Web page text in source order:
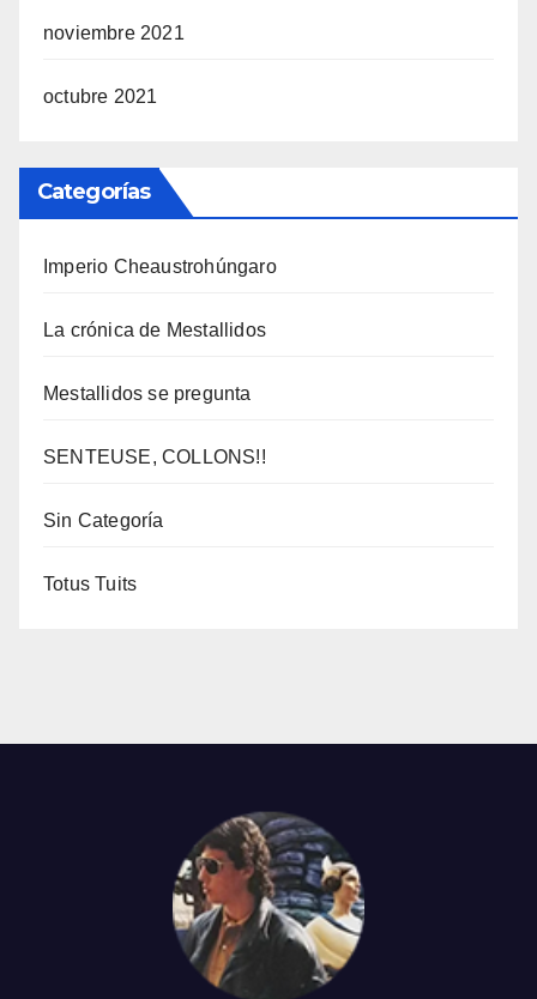
noviembre 2021
octubre 2021
Categorías
Imperio Cheaustrohúngaro
La crónica de Mestallidos
Mestallidos se pregunta
SENTEUSE, COLLONS!!
Sin Categoría
Totus Tuits